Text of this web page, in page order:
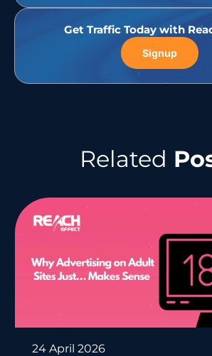
Get Traffic Today with
Signup
Related
24 April 2026